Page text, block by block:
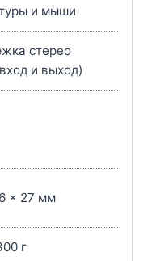
и мыши
стерео
и выход)
× 27 мм
г